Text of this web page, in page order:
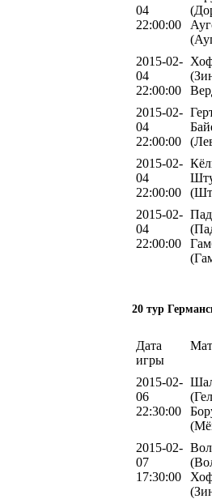
04
22:00:00
2015-02-
04
22:00:00
2015-02-
04
22:00:00
2015-02-
04
22:00:00
2015-02-
04
22:00:00
20 тур
Дата
игры
2015-02-
06
22:30:00
2015-02-
07
17:30:00